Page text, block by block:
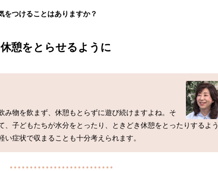
つけることはありますか？
憩をとらせるように
み物を飲まず、休憩もとらずに遊び続けますよね。そ
、子どもたちが水分をとったり、ときどき休憩をとったりするよう